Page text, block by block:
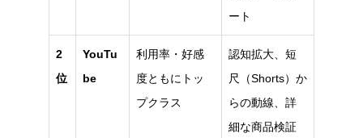
ート
2
位
YouTu
be
利用率・好感
度ともにトッ
プクラス
認知拡大、短
尺（Shorts）か
らの動線、詳
細な商品検証